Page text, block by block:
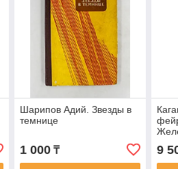
Шарипов Адий. Звезды в
темнице
1 000₸ 9